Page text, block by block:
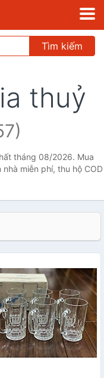
Tìm kiếm
thuỷ
tháng 08/2026. Mua
miễn phí, thu hộ COD